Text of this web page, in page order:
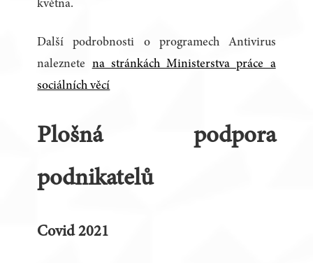
května.
Další podrobnosti o programech Antivirus
naleznete na stránkách Ministerstva práce a
sociálních věcí
Plošná podpora
podnikatelů
Covid 2021